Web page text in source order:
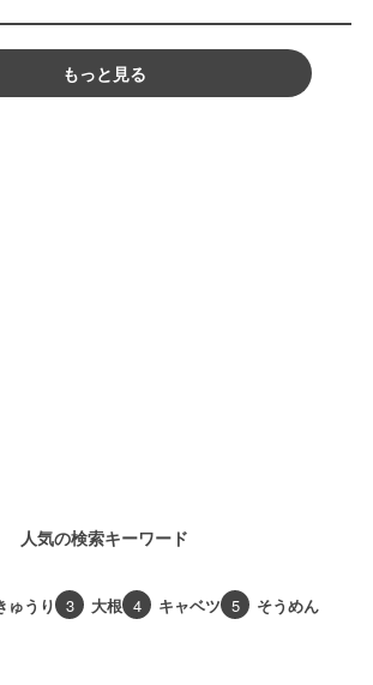
もっと見る
人気の検索キーワード
ゅうり 3 大根 4 キャベツ 5 そうめん